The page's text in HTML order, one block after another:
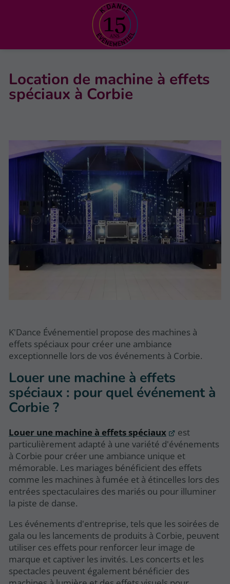
Location de machine à effets
spéciaux à Corbie
K'Dance Événementiel propose des machines à
effets spéciaux pour créer une ambiance
exceptionnelle lors de vos événements à Corbie.
Louer une machine à effets
spéciaux : pour quel événement à
Corbie ?
Louer une machine à effets spéciaux
est
particulièrement adapté à une variété d'événements
à Corbie pour créer une ambiance unique et
mémorable. Les mariages bénéficient des effets
comme les machines à fumée et à étincelles lors des
entrées spectaculaires des mariés ou pour illuminer
la piste de danse.
Les événements d'entreprise, tels que les soirées de
gala ou les lancements de produits à Corbie, peuvent
utiliser ces effets pour renforcer leur image de
marque et captiver les invités. Les concerts et les
spectacles peuvent également bénéficier des